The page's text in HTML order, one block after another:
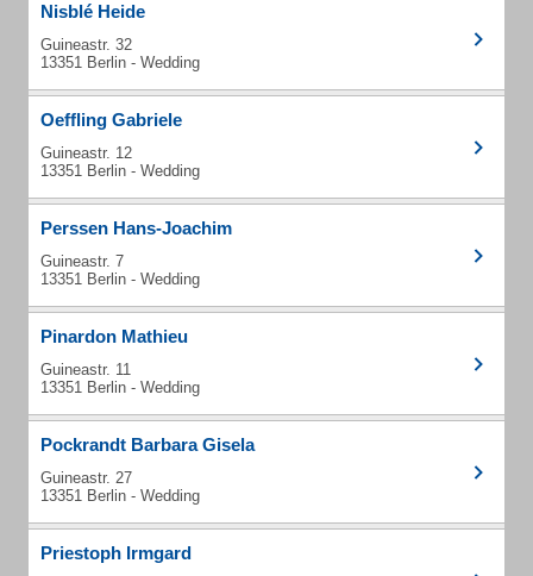
Nisblé Heide
Guineastr. 32
13351 Berlin - Wedding
Oeffling Gabriele
Guineastr. 12
13351 Berlin - Wedding
Perssen Hans-Joachim
Guineastr. 7
13351 Berlin - Wedding
Pinardon Mathieu
Guineastr. 11
13351 Berlin - Wedding
Pockrandt Barbara Gisela
Guineastr. 27
13351 Berlin - Wedding
Priestoph Irmgard